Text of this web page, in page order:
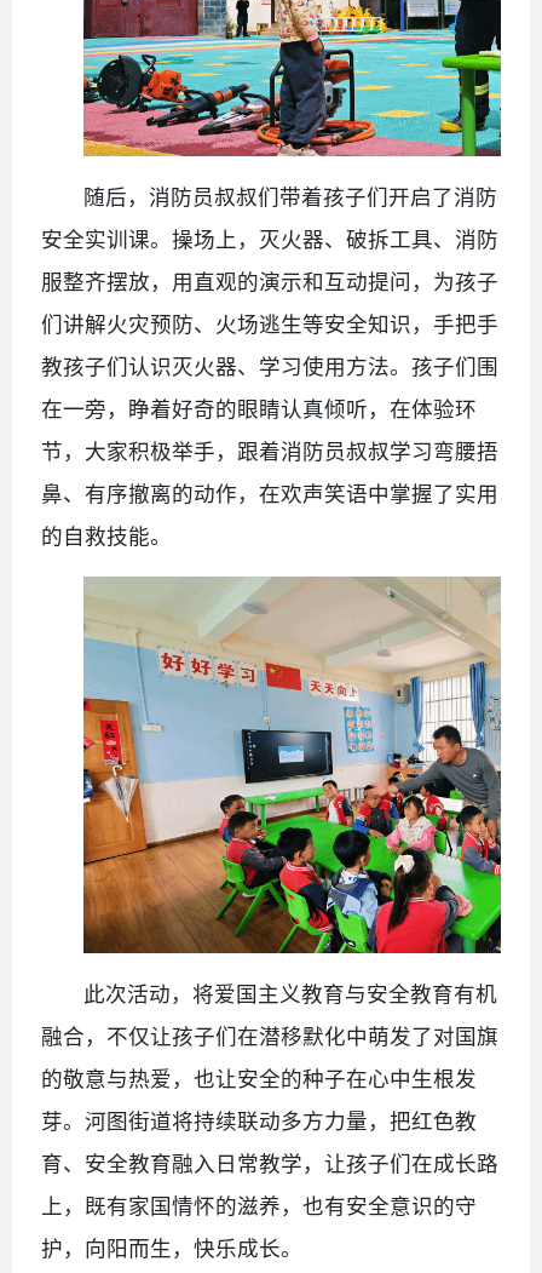
随后，消防员叔叔们带着孩子们开启了消防
安全实训课。操场上，灭火器、破拆工具、消防
服整齐摆放，用直观的演示和互动提问，为孩子
们讲解火灾预防、火场逃生等安全知识，手把手
教孩子们认识灭火器、学习使用方法。孩子们围
在一旁，睁着好奇的眼睛认真倾听，在体验环
节，大家积极举手，跟着消防员叔叔学习弯腰捂
鼻、有序撤离的动作，在欢声笑语中掌握了实用
的自救技能。
此次活动，将爱国主义教育与安全教育有机
融合，不仅让孩子们在潜移默化中萌发了对国旗
的敬意与热爱，也让安全的种子在心中生根发
芽。河图街道将持续联动多方力量，把红色教
育、安全教育融入日常教学，让孩子们在成长路
上，既有家国情怀的滋养，也有安全意识的守
护，向阳而生，快乐成长。